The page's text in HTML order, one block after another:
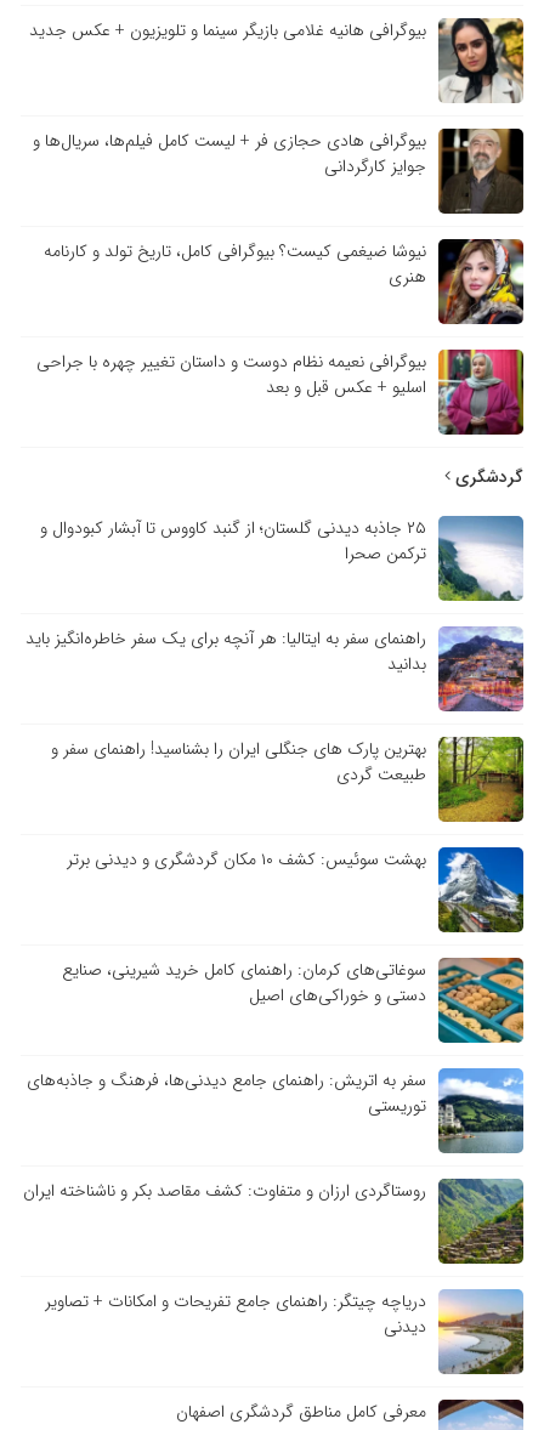
بیوگرافی هانیه غلامی بازیگر سینما و تلویزیون + عکس جدید
بیوگرافی هادی حجازی فر + لیست کامل فیلم‌ها، سریال‌ها و
جوایز کارگردانی
نیوشا ضیغمی کیست؟ بیوگرافی کامل، تاریخ تولد و کارنامه
هنری
بیوگرافی نعیمه نظام دوست و داستان تغییر چهره با جراحی
اسلیو + عکس قبل و بعد
گردشگری
۲۵ جاذبه دیدنی گلستان؛ از گنبد کاووس تا آبشار کبودوال و
ترکمن صحرا
راهنمای سفر به ایتالیا: هر آنچه برای یک سفر خاطره‌انگیز باید
بدانید
بهترین پارک های جنگلی ایران را بشناسید! راهنمای سفر و
طبیعت گردی
بهشت سوئیس: کشف ۱۰ مکان گردشگری و دیدنی برتر
سوغاتی‌های کرمان: راهنمای کامل خرید شیرینی، صنایع
دستی و خوراکی‌های اصیل
سفر به اتریش: راهنمای جامع دیدنی‌ها، فرهنگ و جاذبه‌های
توریستی
روستاگردی ارزان و متفاوت: کشف مقاصد بکر و ناشناخته ایران
دریاچه چیتگر: راهنمای جامع تفریحات و امکانات + تصاویر
دیدنی
معرفی کامل مناطق گردشگری اصفهان